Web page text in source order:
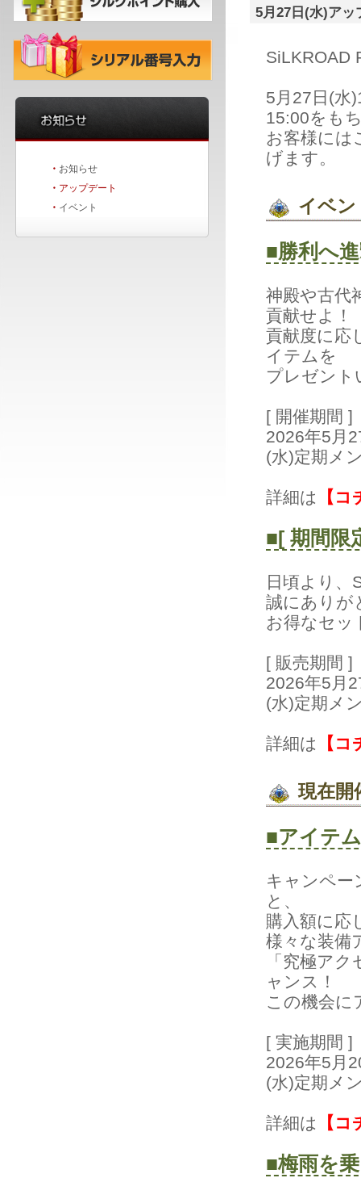
ダンジ
要塞戦
・ お知らせ
・ アップデート
・ イベント
5月27日(水)アッ
5月27日(水
15:00をも
お客様には
げます。
イベン
■勝利へ
神殿や古代
貢献せよ！
貢献度に応
イテムを
プレゼント
[開催期間]
2026年5月
(水)定期メ
詳細は 【
■[期間限
日頃より
誠にありが
お得なセッ
[販売期間]
2026年5月
(水)定期メ
詳細は 【
現在開
■アイテ
キャンペー
と、
購入額に応
様々な装備
「究極ア
ャンス！
この機会に
[実施期間]
2026年5月
(水)定期メ
詳細は 【
■梅雨を